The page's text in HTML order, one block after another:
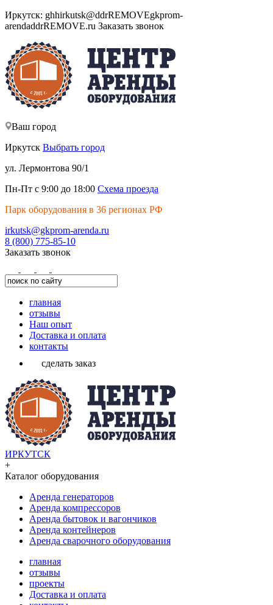
Иркутск: ghhirkutsk@ddrREMOVEgkprom-
arendaddrREMOVE.ru Заказать звонок
Ваш город
Иркутск Выбрать город
ул. Лермонтова 90/1
Пн-Пт с 9:00 до 18:00 Схема проезда
Парк оборудования в 36 регионах РФ
irkutsk@gkprom-arenda.ru
8 (800) 775-85-10
Заказать звонок
главная
отзывы
Наш опыт
Доставка и оплата
контакты
сделать заказ
ИРКУТСК
+
Каталог оборудования
Аренда генераторов
Аренда компрессоров
Аренда бытовок и вагончиков
Аренда контейнеров
Аренда сварочного оборудования
главная
отзывы
проекты
Доставка и оплата